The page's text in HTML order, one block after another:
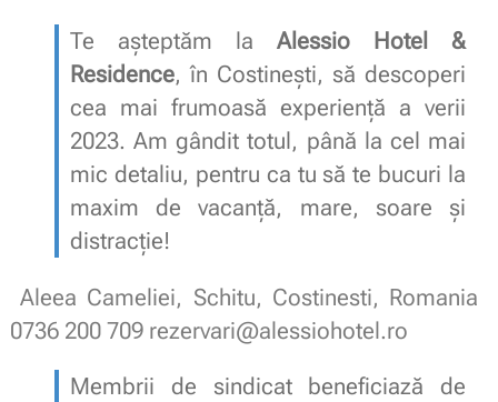
Te așteptăm laAlessio Hotel &
Residence, în Costinești, să descoperi
cea mai frumoasă experiență a verii
2023. Am gândit totul, până la cel mai
mic detaliu, pentru ca tu să te bucuri la
maxim de vacanță, mare, soare și
distracție!
Aleea Cameliei, Schitu, Costinesti, Romania
0736 200 709 rezervari@alessiohotel.ro
Membrii de sindicat beneficiază de